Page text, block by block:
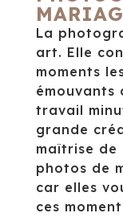
La
art. Elle
moments
émouvants
travail
grande
maîtrise de
photos de
car elles
ces